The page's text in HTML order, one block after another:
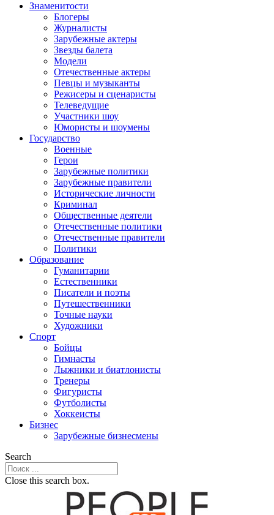
Знаменитости
Блогеры
Журналисты
Зарубежные актеры
Звезды балета
Модели
Отечественные актеры
Певцы и музыканты
Режисеры и сценаристы
Телеведущие
Участники шоу
Юмористы и шоумены
Государство
Военные
Герои
Зарубежные политики
Зарубежные правители
Исторические личности
Криминал
Общественные деятели
Отечественные политики
Отечественные правители
Политики
Образование
Гуманитарии
Естественники
Писатели и поэты
Путешественники
Точные науки
Художники
Спорт
Бойцы
Гимнасты
Лыжники и биатлонисты
Тренеры
Фигуристы
Футболисты
Хоккеисты
Бизнес
Зарубежные бизнесмены
Search
Close this search box.